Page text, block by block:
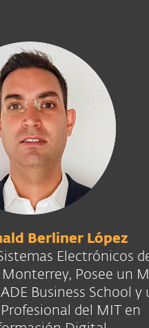
Berliner López
Electrónicos
Monterrey, Posee un
Business School y
del MIT en